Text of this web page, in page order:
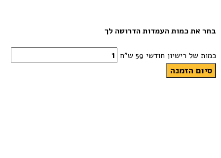
בחר את כמות העמדות הדרושה לך
כמות של רישיון חודשי 59 ש"ח
סיום הזמנה